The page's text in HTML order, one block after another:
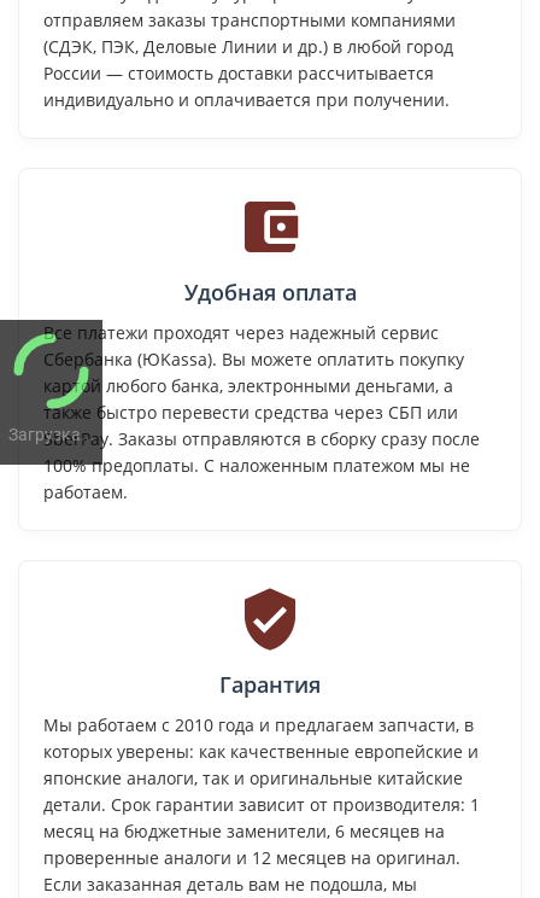
Загрузка...
отправляем заказы транспортными компаниями
(СДЭК, ПЭК, Деловые Линии и др.) в любой город
России — стоимость доставки рассчитывается
индивидуально и оплачивается при получении.
Удобная оплата
Все платежи проходят через надежный сервис
Сбербанка (ЮKassa). Вы можете оплатить покупку
картой любого банка, электронными деньгами, а
также быстро перевести средства через СБП или
SberPay. Заказы отправляются в сборку сразу после
100% предоплаты. С наложенным платежом мы не
работаем.
Гарантия
Мы работаем с 2010 года и предлагаем запчасти, в
которых уверены: как качественные европейские и
японские аналоги, так и оригинальные китайские
детали. Срок гарантии зависит от производителя: 1
месяц на бюджетные заменители, 6 месяцев на
проверенные аналоги и 12 месяцев на оригинал.
Если заказанная деталь вам не подошла, мы